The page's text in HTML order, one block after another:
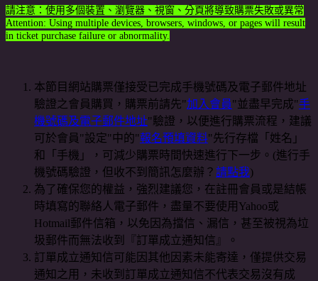
請注意：使用多個裝置、瀏覽器、視窗、分頁將導致購票失敗或異常
Attention: Using multiple devices, browsers, windows, or pages will result
in ticket purchase failure or abnormality.
本節目網站購票僅接受已完成手機號碼及電子郵件地址
驗證之會員購買，購票前請先"加入會員"並盡早完成"手
機號碼及電子郵件地址"驗證，以便進行購票流程，建議
可於會員"設定"中的"報名預填資料"先行存檔「姓名」
和「手機」，可減少購票時間快速進行下一步。(進行手
機號碼驗證，但收不到簡訊怎麼辦？ 請點我)
為了確保您的權益，強烈建議您，在註冊會員或是結帳
時填寫的聯絡人電子郵件，盡量不要使用Yahoo或
Hotmail郵件信箱，以免因為擋信、漏信，甚至被視為垃
圾郵件而無法收到『訂單成立通知信』。
訂單成立通知信可能因其他因素未能寄達，僅提供交易
通知之用，未收到訂單成立通知信不代表交易沒有成